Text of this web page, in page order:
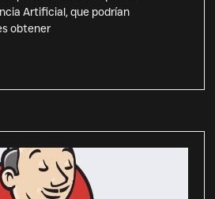
Artificial, que podrían
obtener